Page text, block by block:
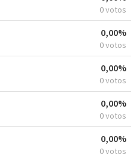
0 votos
0,00%
0 votos
0,00%
0 votos
0,00%
0 votos
0,00%
0 votos